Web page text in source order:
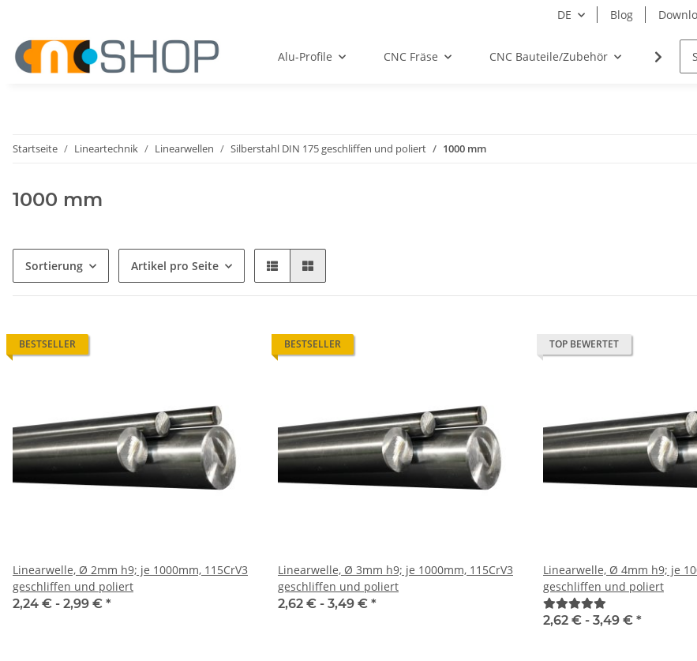
DE Blog
Alu-Profile CNC Fräse CNC Bauteile/Zubehör Elektro
Startseite Lineartechnik Linearwellen Silberstahl DIN 175 geschliffen und poliert 1000 mm
1000 mm
Sortierung Artikel pro Seite
BESTSELLER
Linearwelle, Ø 2mm h9; je 1000mm, 115CrV3
geschliffen und poliert
2,24 € - 2,99 € *
BESTSELLER
Linearwelle, Ø 3mm h9; je 1000mm, 115CrV3
geschliffen und poliert
2,62 € - 3,49 € *
TOP BEWERTET
Linearwelle, Ø 4mm h9; je 1000mm, 115CrV3
geschliffen und poliert
2,62 € - 3,49 € *